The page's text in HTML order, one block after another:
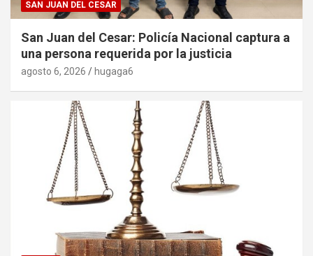
SAN JUAN DEL CESAR
San Juan del Cesar: Policía Nacional captura a
una persona requerida por la justicia
agosto 6, 2026 hugaga6